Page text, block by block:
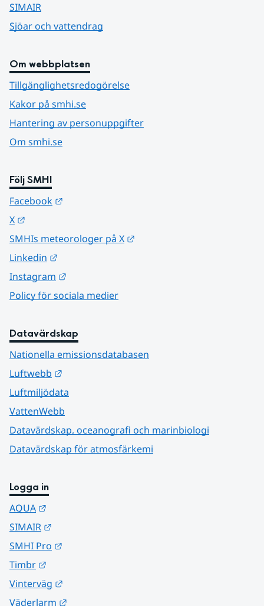
SIMAIR
Sjöar och vattendrag
Om webbplatsen
Tillgänglighetsredogörelse
Kakor på smhi.se
Hantering av personuppgifter
Om smhi.se
Följ SMHI
Facebook
X
SMHIs meteorologer på X
Linkedin
Instagram
Policy för sociala medier
Datavärdskap
Nationella emissionsdatabasen
Luftwebb
Luftmiljödata
VattenWebb
Datavärdskap, oceanografi och marinbiologi
Datavärdskap för atmosfärkemi
Logga in
AQUA
SIMAIR
SMHI Pro
Timbr
Vinterväg
Väderlarm